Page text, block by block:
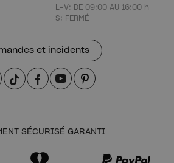
L-V: DE 09:00 AU 16:00 h
S: FERMÉ
et incidents
SÉCURISÉ GARANTI